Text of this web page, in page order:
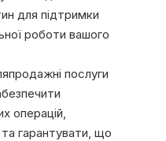
для підтримки
роботи вашого
послуги
операцій,
гарантувати, що